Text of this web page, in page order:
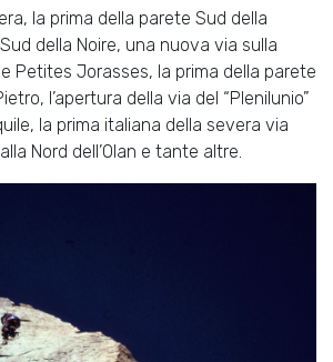
la prima della parete Sud della
della Noire, una nuova via sulla
Petites Jorasses, la prima della parete
l’apertura della via del “Plenilunio”
la prima italiana della severa via
Nord dell’Olan e tante altre.